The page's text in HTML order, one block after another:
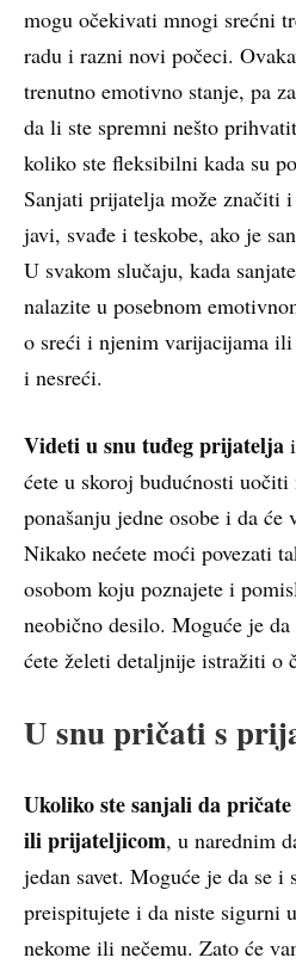
mogu očekivati mnogi srećni
radu i razni novi počeci.
trenutno emotivno stanje, pa
da li ste spremni nešto
koliko ste fleksibilni kada su
Sanjati prijatelja može značiti
javi, svađe i teskobe, ako je
U svakom slučaju, kada
nalazite u posebnom
o sreći i njenim varijacijama
i nesreći.
Videti u snu tuđeg prijatelja
ćete u skoroj budućnosti uočiti
ponašanju jedne osobe i da
Nikako nećete moći povezati
osobom koju poznajete i
neobično desilo. Moguće je
ćete želeti detaljnije istražiti o
U snu pričati s
Ukoliko ste sanjali da
ili prijateljicom, u narednim
jedan savet. Moguće je da se i
preispitujete i da niste sigurni
nekome ili nečemu. Zato će